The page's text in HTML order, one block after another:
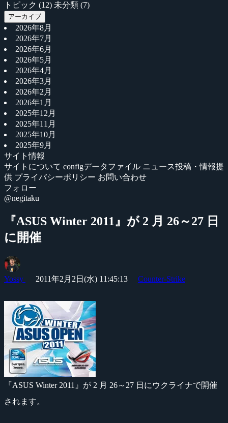
トピック (12) 未分類 (7)
アーカイブ
2026年8月
2026年7月
2026年6月
2026年5月
2026年4月
2026年3月
2026年2月
2026年1月
2025年12月
2025年11月
2025年10月
2025年9月
サイト情報
サイトについて configデータファイル ニュース投稿・情報提
供 プライバシーポリシー お問い合わせ
フォロー
@negitaku
『ASUS Winter 2011』が 2 月 26～27 日
に開催
Yossy 2011年2月2日(水) 11:45:13 Counter-Strike
『ASUS Winter 2011』が 2 月 26～27 日にウクライナで開催
されます。